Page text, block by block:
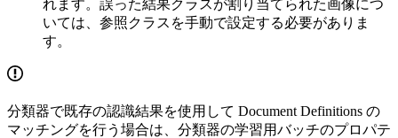
れます。誤った結果クラスが割り当てられた画像につ
いては、参照クラスを手動で設定する必要がありま
す。
分類器で既存の認識結果を使用して Document Definitions の
マッチングを行う場合は、分類器の学習用バッチのプロパテ